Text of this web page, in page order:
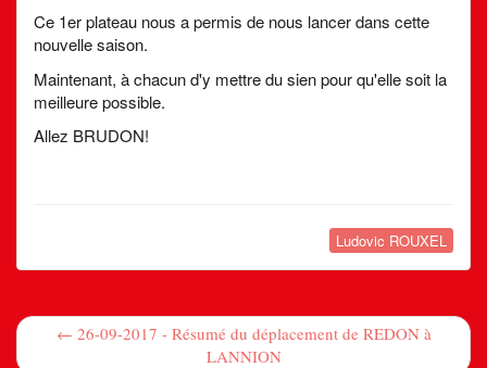
Ce 1er plateau nous a permis de nous lancer dans cette
nouvelle saison.
Maintenant, à chacun d'y mettre du sien pour qu'elle soit la
meilleure possible.
Allez BRUDON!
Ludovic ROUXEL
← 26-09-2017 - Résumé du déplacement de REDON à
LANNION